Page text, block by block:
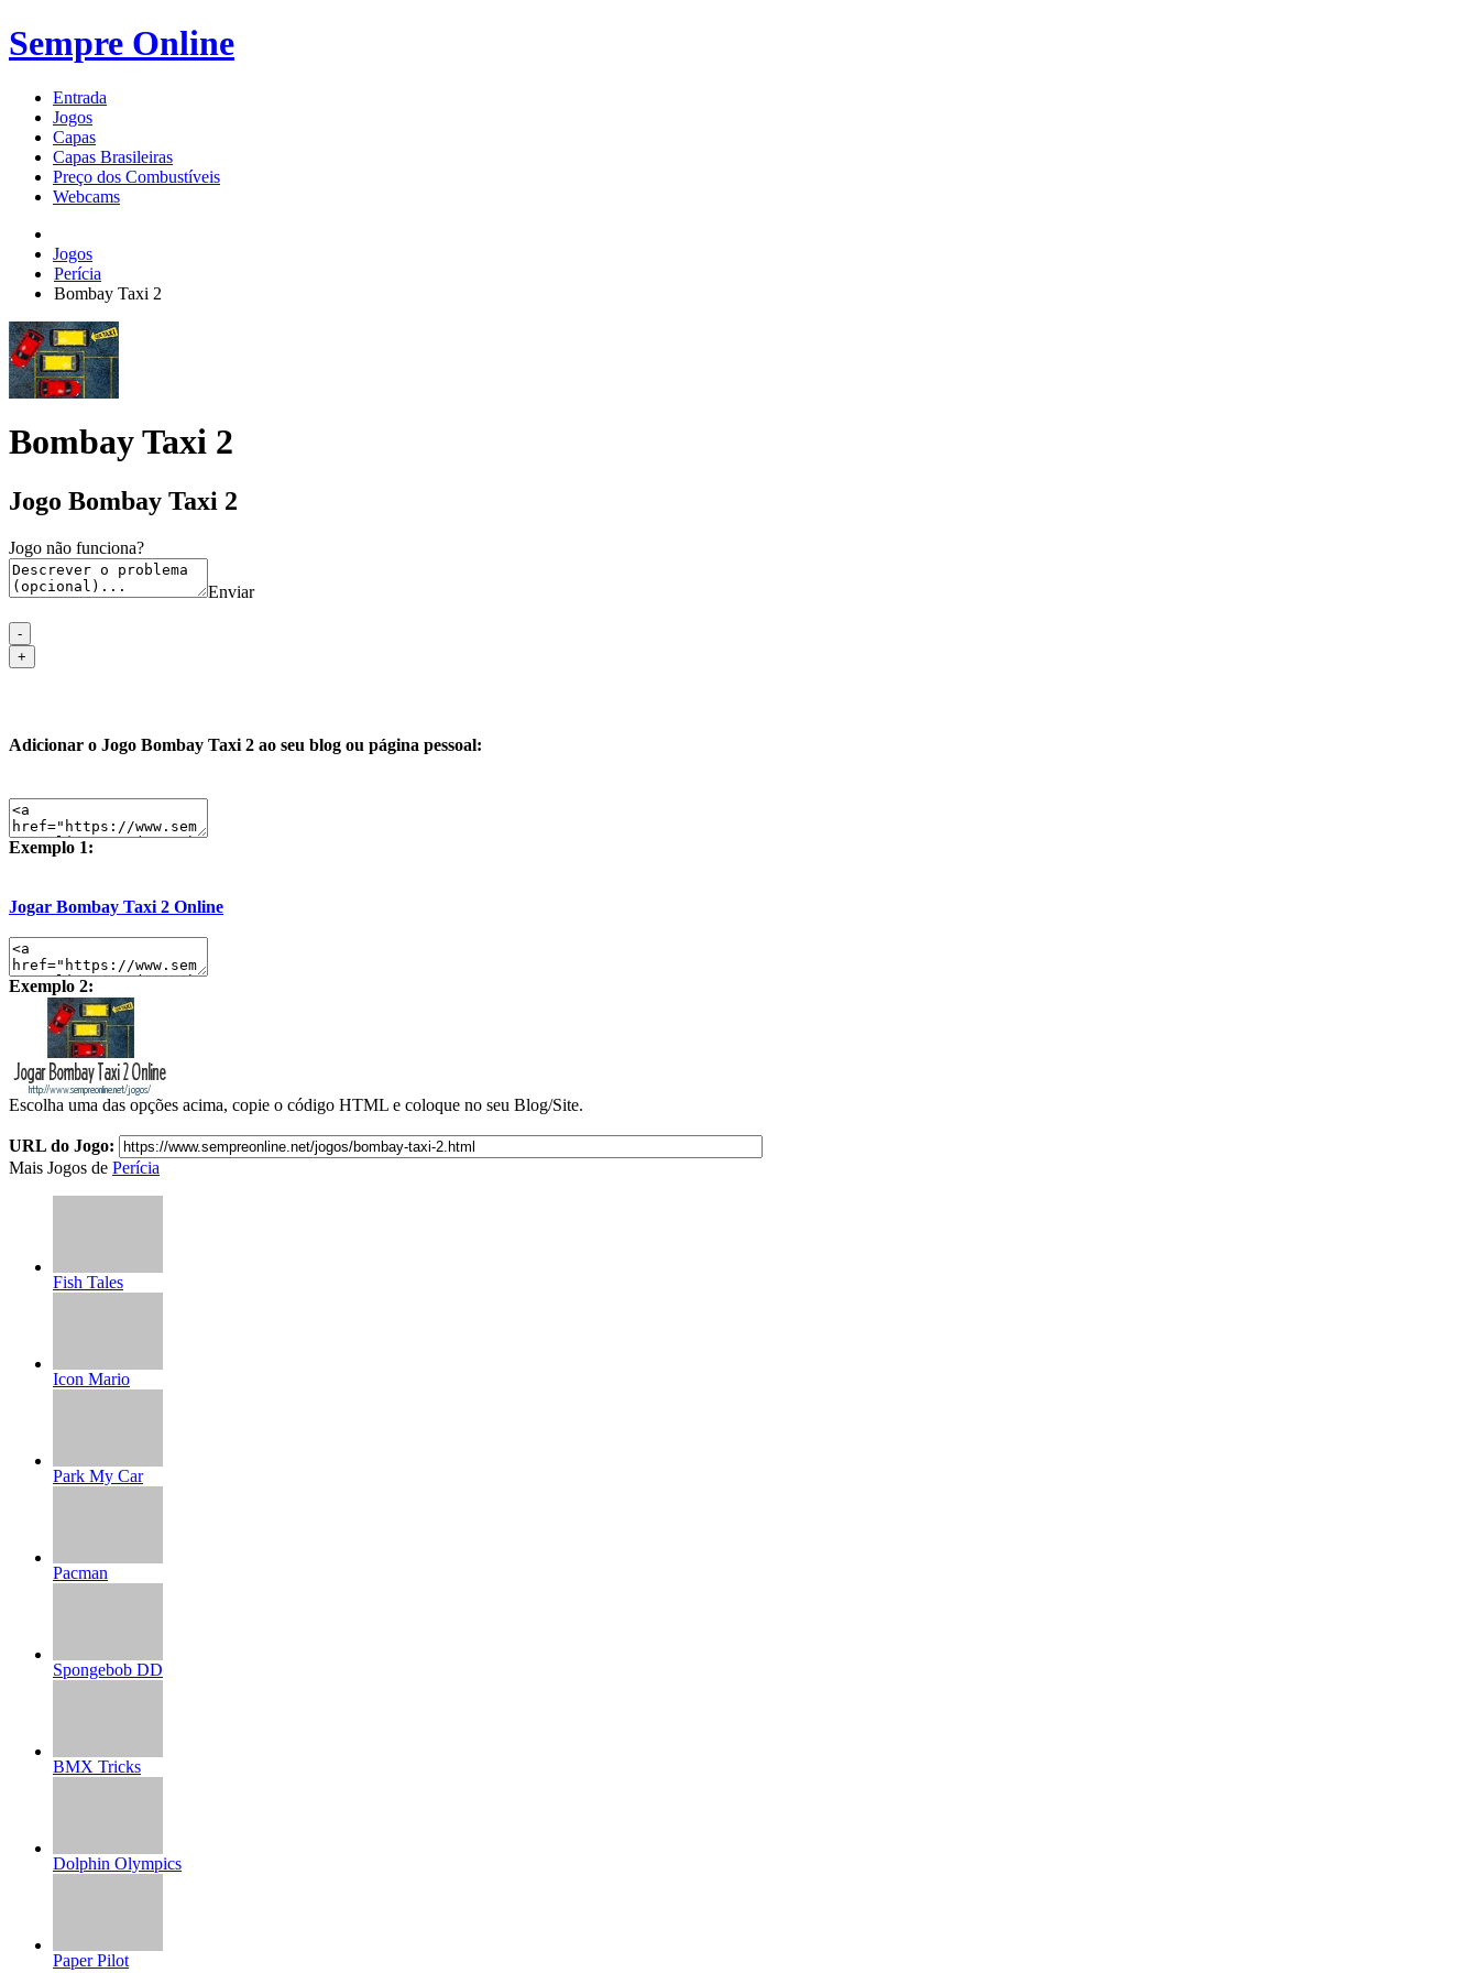
Sempre Online
Entrada
Jogos
Capas
Capas Brasileiras
Preço dos Combustíveis
Webcams
Jogos
Perícia
Bombay Taxi 2
Bombay Taxi 2
Jogo Bombay Taxi 2
Jogo não funciona?
Enviar
Adicionar o Jogo Bombay Taxi 2 ao seu blog ou página pessoal:
Exemplo 1:
Jogar Bombay Taxi 2 Online
Exemplo 2:
Escolha uma das opções acima, copie o código HTML e coloque no seu Blog/Site.
URL do Jogo:
Mais Jogos de Perícia
Fish Tales
Icon Mario
Park My Car
Pacman
Spongebob DD
BMX Tricks
Dolphin Olympics
Paper Pilot